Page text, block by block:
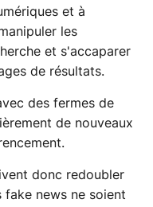
et à
les
et s'accaparer
de résultats.
des fermes de
de nouveaux
donc redoubler
news ne soient